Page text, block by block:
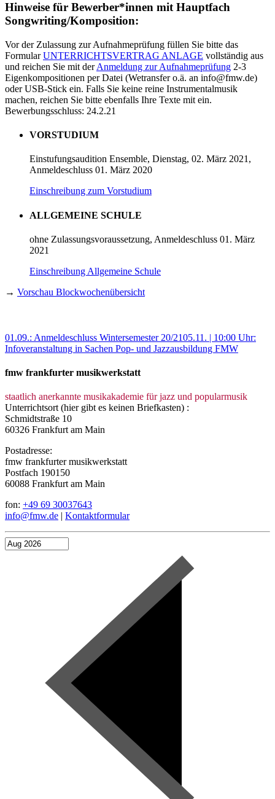
Hinweise für Bewerber*innen mit Hauptfach
Songwriting/Komposition:
Vor der Zulassung zur Aufnahmeprüfung füllen Sie bitte das
FormularUNTERRICHTSVERTRAG ANLAGE vollständig aus
und reichen Sie mit derAnmeldung zur Aufnahmeprüfung 2-3
Eigenkompositionen per Datei (Wetransfer o.ä. an info@fmw.de)
oder USB-Stick ein. Falls Sie keine reine Instrumentalmusik
machen, reichen Sie bitte ebenfalls Ihre Texte mit ein.
Bewerbungsschluss: 24.2.21
VORSTUDIUM
Einstufungsaudition Ensemble, Dienstag, 02. März 2021,
Anmeldeschluss 01. März 2020
Einschreibung zum Vorstudium
ALLGEMEINE SCHULE
ohne Zulassungsvoraussetzung, Anmeldeschluss 01. März
2021
Einschreibung Allgemeine Schule
→ Vorschau Blockwochenübersicht
01.09.: Anmeldeschluss Wintersemester 20/2105.11. | 10:00 Uhr:
Infoveranstaltung in Sachen Pop- und Jazzausbildung FMW
fmw frankfurter musikwerkstatt
staatlich anerkannte musikakademie für jazz und popularmusik
Unterrichtsort (hier gibt es keinen Briefkasten) :
Schmidtstraße 10
60326 Frankfurt am Main
Postadresse:
fmw frankfurter musikwerkstatt
Postfach 190150
60088 Frankfurt am Main
fon: +49 69 30037643
info@fmw.de | Kontaktformular